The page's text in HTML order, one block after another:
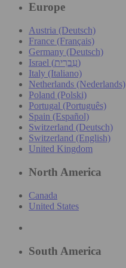
Europe
Austria (Deutsch)
France (Français)
Germany (Deutsch)
Israel (עִברִית)
Italy (Italiano)
Netherlands (Nederlands)
Poland (Polski)
Portugal (Português)
Spain (Español)
Switzerland (Deutsch)
Switzerland (English)
United Kingdom
North America
Canada
United States
South America